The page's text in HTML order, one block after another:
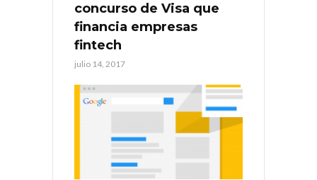
concurso de Visa que
financia empresas
fintech
julio 14, 2017